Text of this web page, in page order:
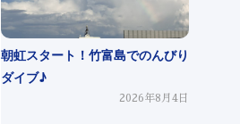
朝虹スタート！竹富島でのんびり
ダイブ♪
2026年8月4日